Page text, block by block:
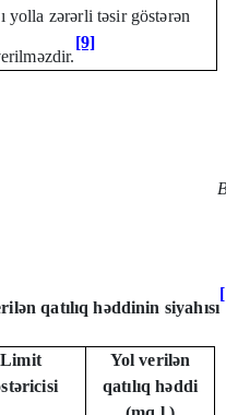
yolla zərərli təsir göstərən
[9]
qatılıq həddinin siyahısı
Limit
Yol verilən
qatılıq həddi